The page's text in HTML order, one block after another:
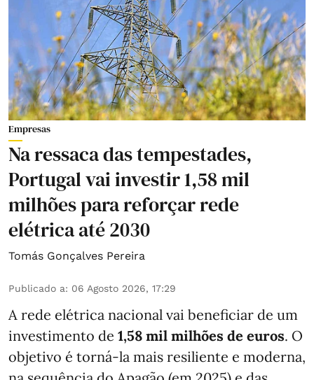
Empresas
Na ressaca das tempestades,
Portugal vai investir 1,58 mil
milhões para reforçar rede
elétrica até 2030
Tomás Gonçalves Pereira
Publicado a: 06 Agosto 2026, 17:29
A rede elétrica nacional vai beneficiar de um
investimento de 1,58 mil milhões de euros. O
objetivo é torná-la mais resiliente e moderna,